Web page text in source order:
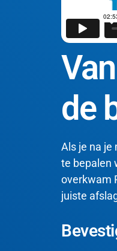
de
Als je na je
te bepalen
overkwam
juiste